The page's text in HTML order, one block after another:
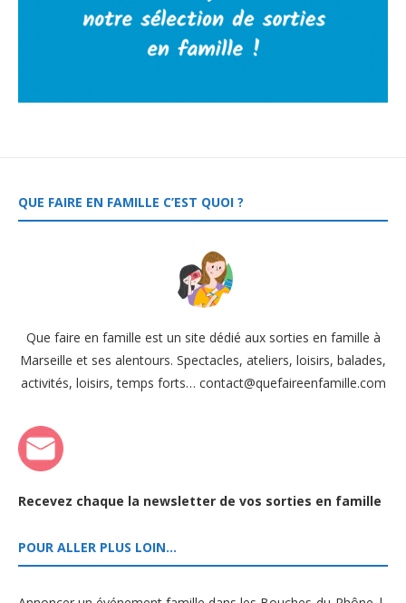
QUE FAIRE EN FAMILLE C’EST QUOI ?
Que faire en famille est un site dédié aux sorties en famille à
Marseille et ses alentours. Spectacles, ateliers, loisirs, balades,
activités, loisirs, temps forts… contact@quefaireenfamille.com
Recevez chaque la newsletter de vos sorties en famille
POUR ALLER PLUS LOIN…